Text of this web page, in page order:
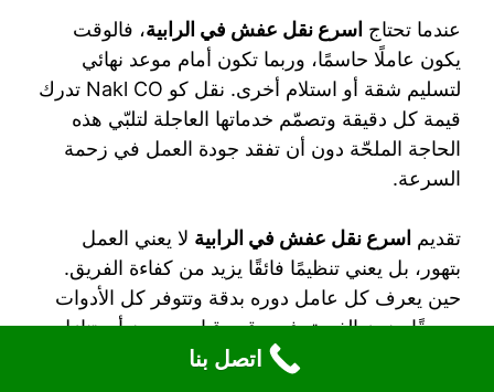
عندما تحتاج اسرع نقل عفش في الرابية، فالوقت
يكون عاملًا حاسمًا، وربما تكون أمام موعد نهائي
لتسليم شقة أو استلام أخرى. نقل كو Nakl CO تدرك
قيمة كل دقيقة وتصمّم خدماتها العاجلة لتلبّي هذه
الحاجة الملحّة دون أن تفقد جودة العمل في زحمة
السرعة.
تقديم اسرع نقل عفش في الرابية لا يعني العمل
بتهور، بل يعني تنظيمًا فائقًا يزيد من كفاءة الفريق.
حين يعرف كل عامل دوره بدقة وتتوفر كل الأدوات
مسبقًا، ينجز الفريق في وقت قياسي دون أي تنازل
اتصل بنا